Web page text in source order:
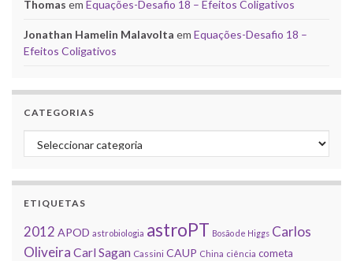
Thomas em Equações-Desafio 18 – Efeitos Coligativos
Jonathan Hamelin Malavolta em Equações-Desafio 18 –
Efeitos Coligativos
CATEGORIAS
Categorias
ETIQUETAS
2012 APOD astrobiologia astroPT Bosão de Higgs Carlos
Oliveira Carl Sagan Cassini CAUP China ciência cometa